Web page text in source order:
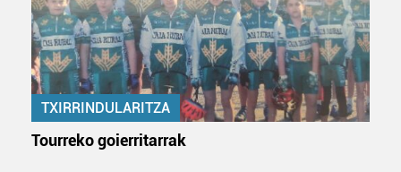
baliatzen gara. Ohar hau onartuz gero, teknologia hori
erabiltzeko baimen esplizitua ematen diguzu.Gehiago
irakurri
TXIRRINDULARITZA
Tourreko goierritarrak